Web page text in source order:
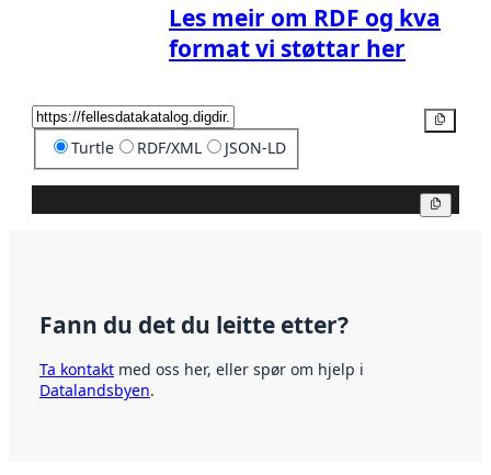
Les meir om RDF og kva
format vi støttar her
Turtle RDF/XML JSON-LD
Fann du det du leitte etter?
Ta kontakt med oss her, eller spør om hjelp i
Datalandsbyen.